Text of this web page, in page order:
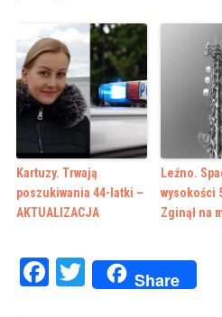
Kartuzy. Trwają
poszukiwania 44-latki –
AKTUALIZACJA
Leźno.
wysokości
Zginął na
Facebook
Twitter
Share